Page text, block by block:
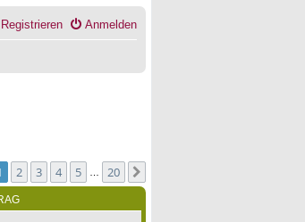
Anmelden
Registrieren
von20
2 3 4 5 20